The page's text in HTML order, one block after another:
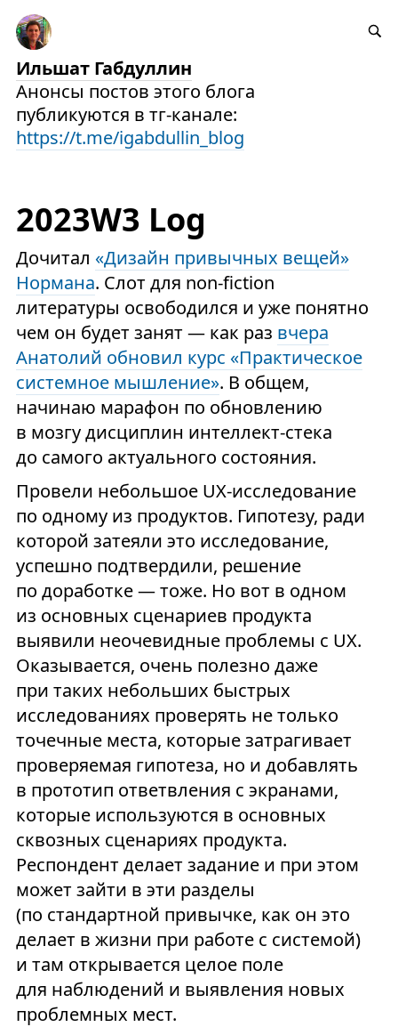
Ильшат Габдуллин
Анонсы постов этого блога
публикуются в тг-канале:
https://t.me/igabdullin_blog
2023W3 Log
Дочитал «Дизайн привычных вещей»
Нормана. Слот для non-fiction
литературы освободился и уже понятно
чем он будет занят — как раз вчера
Анатолий обновил курс «Практическое
системное мышление». В общем,
начинаю марафон по обновлению
в мозгу дисциплин интеллект-стека
до самого актуального состояния.
Провели небольшое UX-исследование
по одному из продуктов. Гипотезу, ради
которой затеяли это исследование,
успешно подтвердили, решение
по доработке — тоже. Но вот в одном
из основных сценариев продукта
выявили неочевидные проблемы с UX.
Оказывается, очень полезно даже
при таких небольших быстрых
исследованиях проверять не только
точечные места, которые затрагивает
проверяемая гипотеза, но и добавлять
в прототип ответвления c экранами,
которые используются в основных
сквозных сценариях продукта.
Респондент делает задание и при этом
может зайти в эти разделы
(по стандартной привычке, как он это
делает в жизни при работе с системой)
и там открывается целое поле
для наблюдений и выявления новых
проблемных мест.